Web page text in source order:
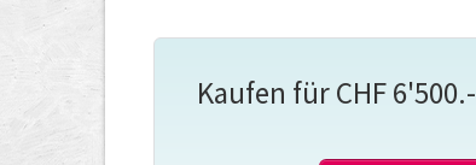
Kaufen für CHF 6'500.-